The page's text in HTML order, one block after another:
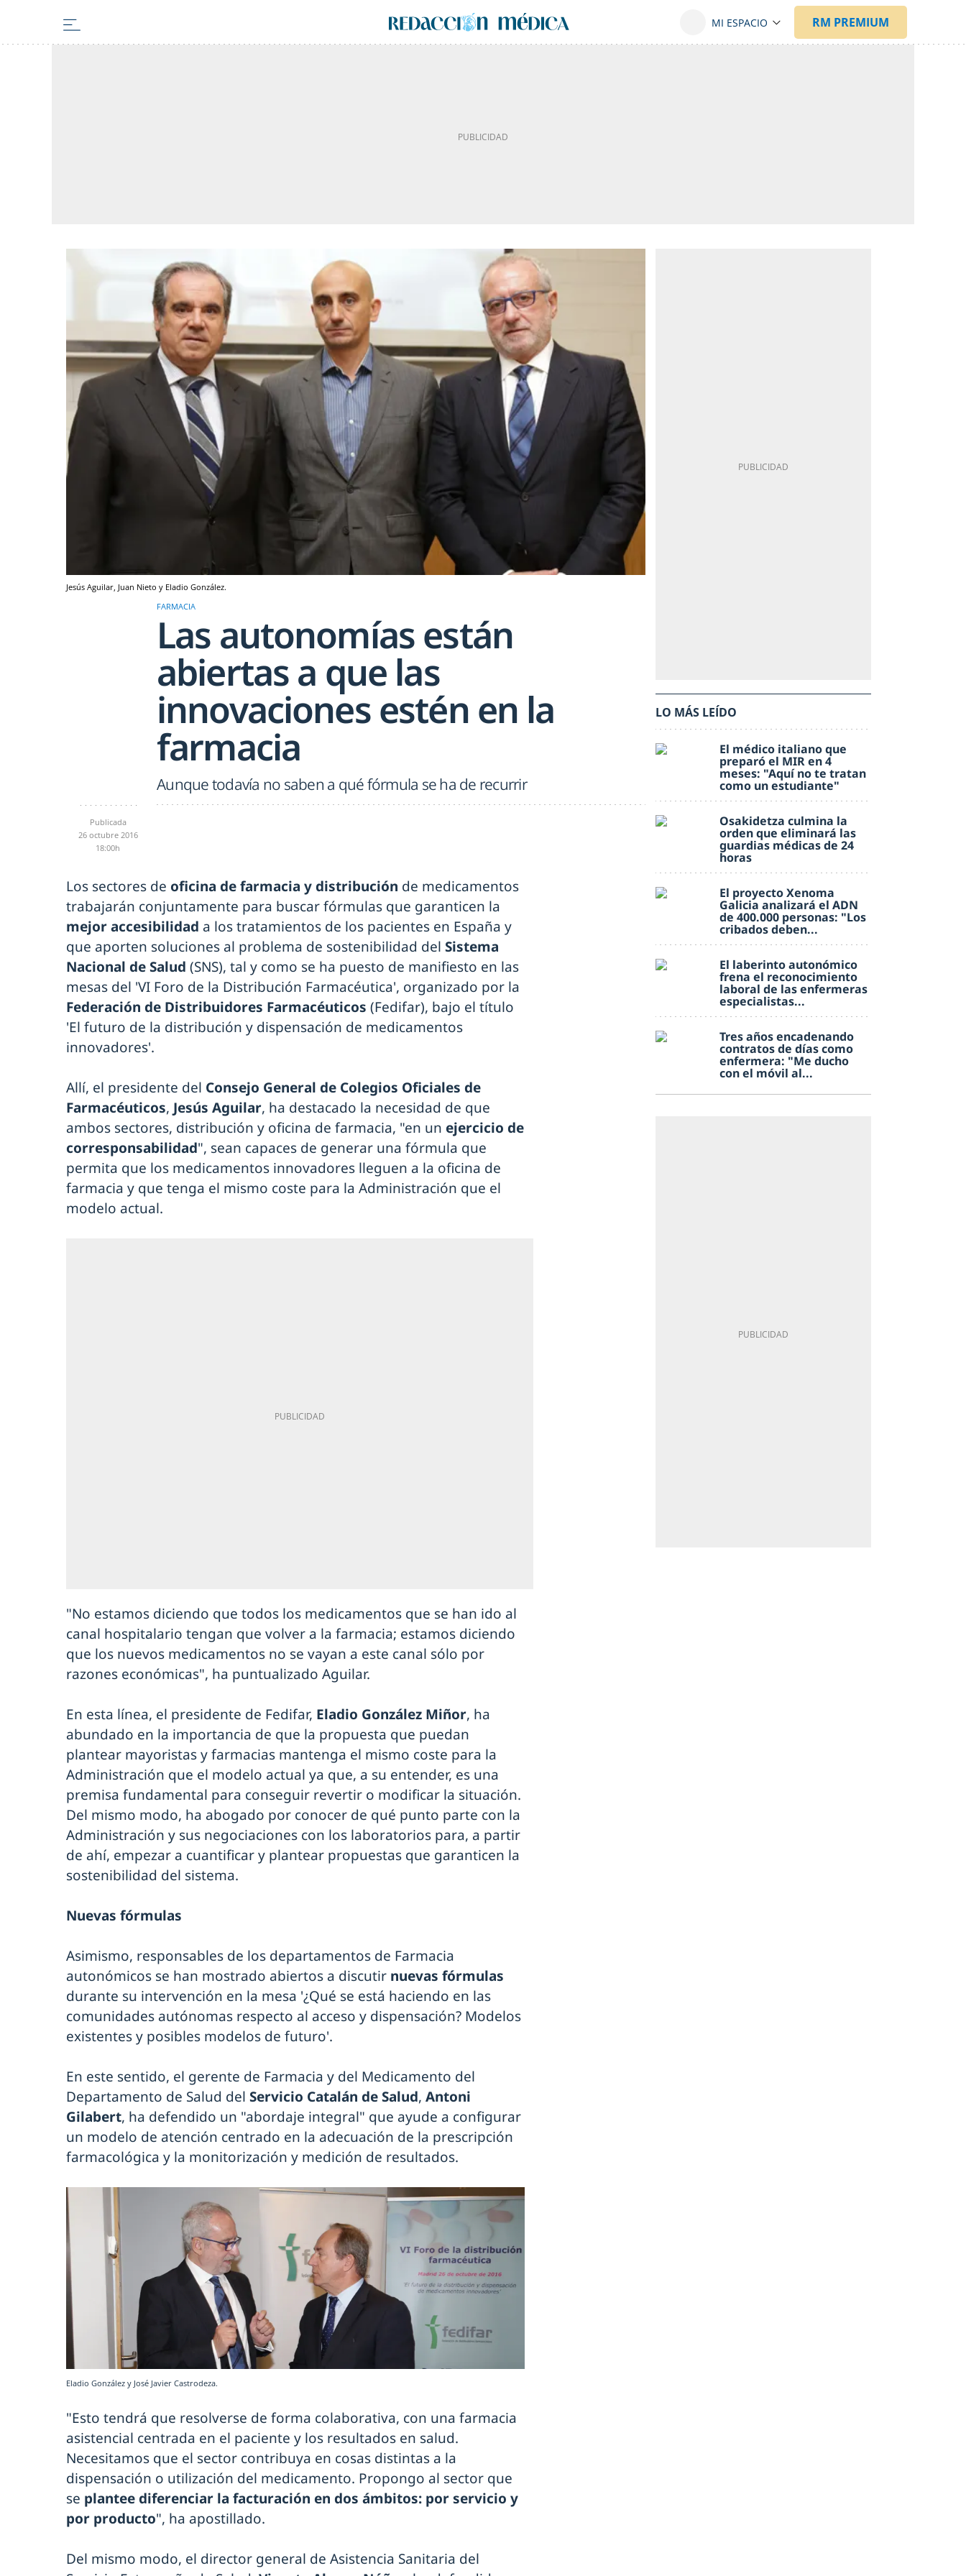
Jesús Aguilar, Juan Nieto y Eladio González.
FARMACIA
Las autonomías están
abiertas a que las
innovaciones estén en la
farmacia
Aunque todavía no saben a qué fórmula se ha de recurrir
Publicada
26 octubre 2016
18:00h
Los sectores de oficina de farmacia y distribución de medicamentos
trabajarán conjuntamente para buscar fórmulas que garanticen la
mejor accesibilidad a los tratamientos de los pacientes en España y
que aporten soluciones al problema de sostenibilidad del Sistema
Nacional de Salud (SNS), tal y como se ha puesto de manifiesto en las
mesas del 'VI Foro de la Distribución Farmacéutica', organizado por la
Federación de Distribuidores Farmacéuticos (Fedifar), bajo el título
'El futuro de la distribución y dispensación de medicamentos
innovadores'.
Allí, el presidente del Consejo General de Colegios Oficiales de
Farmacéuticos, Jesús Aguilar, ha destacado la necesidad de que
ambos sectores, distribución y oficina de farmacia, "en un ejercicio de
corresponsabilidad", sean capaces de generar una fórmula que
permita que los medicamentos innovadores lleguen a la oficina de
farmacia y que tenga el mismo coste para la Administración que el
modelo actual.
"No estamos diciendo que todos los medicamentos que se han ido al
canal hospitalario tengan que volver a la farmacia; estamos diciendo
que los nuevos medicamentos no se vayan a este canal sólo por
razones económicas", ha puntualizado Aguilar.
En esta línea, el presidente de Fedifar, Eladio González Miñor, ha
abundado en la importancia de que la propuesta que puedan
plantear mayoristas y farmacias mantenga el mismo coste para la
Administración que el modelo actual ya que, a su entender, es una
premisa fundamental para conseguir revertir o modificar la situación.
Del mismo modo, ha abogado por conocer de qué punto parte con la
Administración y sus negociaciones con los laboratorios para, a partir
de ahí, empezar a cuantificar y plantear propuestas que garanticen la
sostenibilidad del sistema.
Nuevas fórmulas
Asimismo, responsables de los departamentos de Farmacia
autonómicos se han mostrado abiertos a discutir nuevas fórmulas
durante su intervención en la mesa '¿Qué se está haciendo en las
comunidades autónomas respecto al acceso y dispensación? Modelos
existentes y posibles modelos de futuro'.
En este sentido, el gerente de Farmacia y del Medicamento del
Departamento de Salud del Servicio Catalán de Salud, Antoni
Gilabert, ha defendido un "abordaje integral" que ayude a configurar
un modelo de atención centrado en la adecuación de la prescripción
farmacológica y la monitorización y medición de resultados.
Eladio González y José Javier Castrodeza.
"Esto tendrá que resolverse de forma colaborativa, con una farmacia
asistencial centrada en el paciente y los resultados en salud.
Necesitamos que el sector contribuya en cosas distintas a la
dispensación o utilización del medicamento. Propongo al sector que
se plantee diferenciar la facturación en dos ámbitos: por servicio y
por producto", ha apostillado.
Del mismo modo, el director general de Asistencia Sanitaria del
LO MÁS LEÍDO
El médico italiano que
preparó el MIR en 4
meses: "Aquí no te tratan
como un estudiante"
Osakidetza culmina la
orden que eliminará las
guardias médicas de 24
horas
El proyecto Xenoma
Galicia analizará el ADN
de 400.000 personas: "Los
cribados deben...
El laberinto autonómico
frena el reconocimiento
laboral de las enfermeras
especialistas...
Tres años encadenando
contratos de días como
enfermera: "Me ducho
con el móvil al...